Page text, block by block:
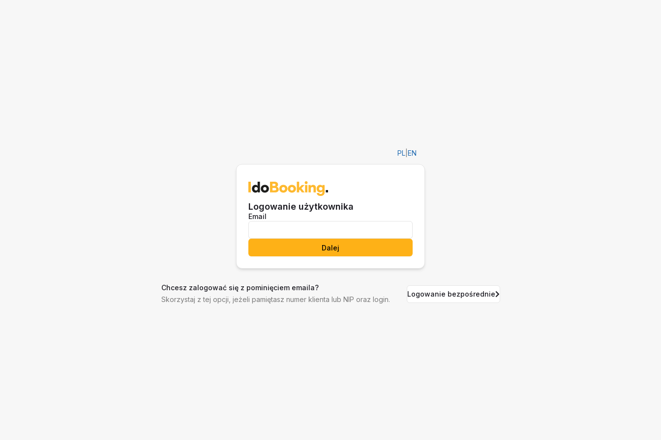
PL EN
Logowanie użytkownika
Email
Dalej
Chcesz zalogować się z pominięciem emaila?
Skorzystaj z tej opcji, jeżeli pamiętasz numer klienta lub NIP oraz login.
Logowanie bezpośrednie